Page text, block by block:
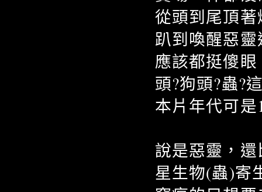
從頭到尾頂
趴到喚醒惡
應該都挺傻
頭?狗頭?蟲?
本片年代可
說是惡靈，
星生物(蟲)寄